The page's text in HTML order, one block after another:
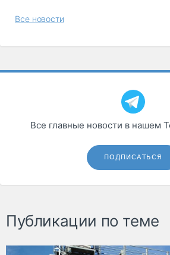
Все новости
Все главные новости в нашем
ПОДПИСАТЬСЯ
Публикации по теме